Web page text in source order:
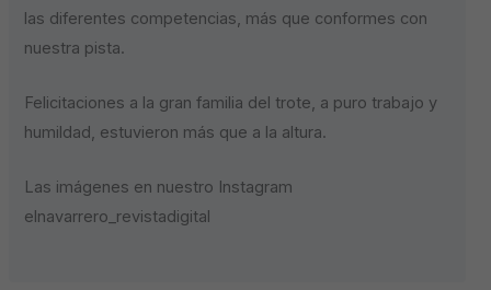
las diferentes competencias, más que conformes con
nuestra pista.
Felicitaciones a la gran familia del trote, a puro trabajo y
humildad, estuvieron más que a la altura.
Las imágenes en nuestro Instagram
elnavarrero_revistadigital